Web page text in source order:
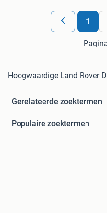
1
Hoogwaardige Land Rover
Gerelateerde zoektermen
Populaire zoektermen